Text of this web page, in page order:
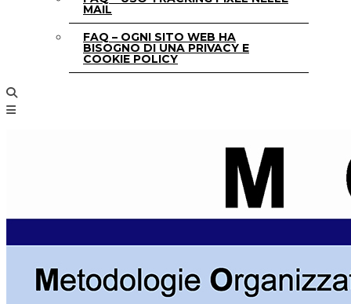
MAIL
FAQ – OGNI SITO WEB HA
BISOGNO DI UNA PRIVACY E
COOKIE POLICY